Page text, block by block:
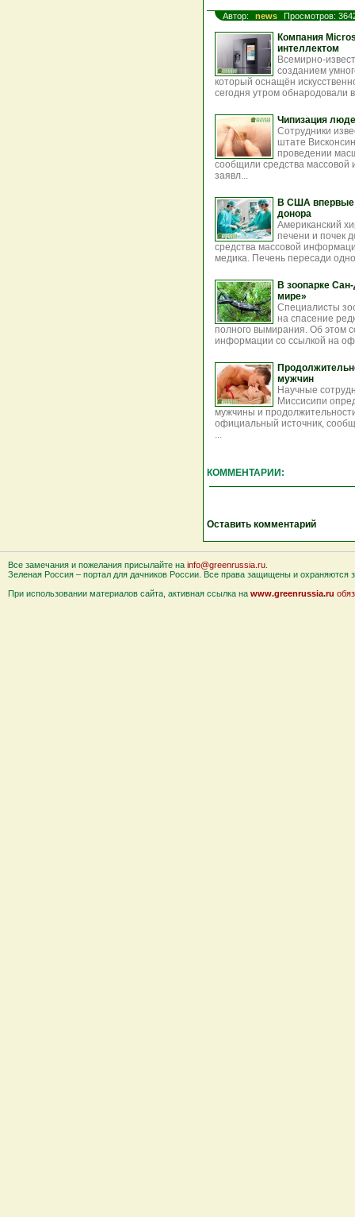
Автор: news Просмотров:
Компания
интеллектом
Всемирно-
созданием
который оснащён
сегодня утром обнародовали
Чипизация
Сотрудники
штате
проведении
сообщили средства
заявл...
В США впервые
донора
Американский
печени и почек
средства массовой
медика. Печень пересади
В зоопарке
мире»
Специалисты
на спасение
полного вымирания. Об этом
информации со ссылкой на
мужчин
Научные
Миссисипи
мужчины и
официальный источник,
...
КОММЕНТАРИИ:
Оставить комментарий
Все замечания и пожелания присылайте на info@greenrussia.ru
Зеленая Россия – портал для дачников России. Все права защищены и охраняются
При использовании материалов сайта, активная ссылка на www.greenrussia.ru